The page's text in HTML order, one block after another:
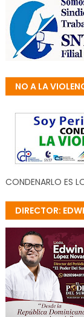
NO A LA
CONDENARLO ES
DIRECTOR: